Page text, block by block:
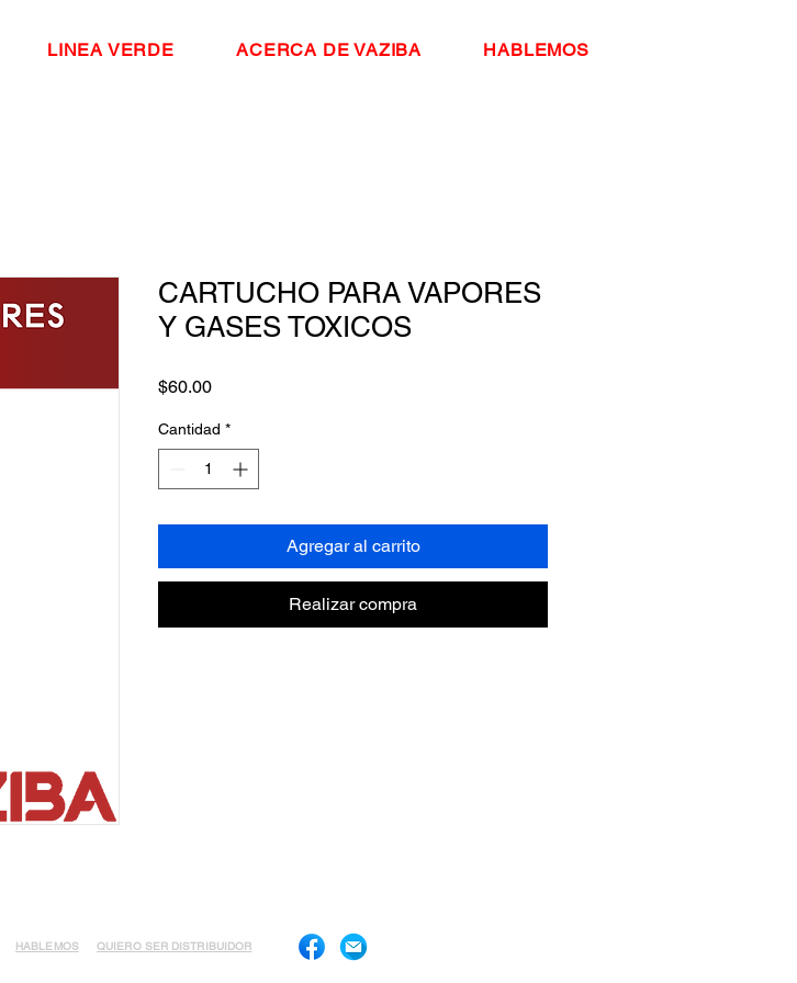
LINEA VERDE ACERCA DE VAZIBA HABLEMOS
CARTUCHO PARA VAPORES
Y GASES TOXICOS
$60.00Precio
Cantidad *
Agregar al carrito
Realizar compra
HABLEMOS QUIERO SER DISTRIBUIDOR